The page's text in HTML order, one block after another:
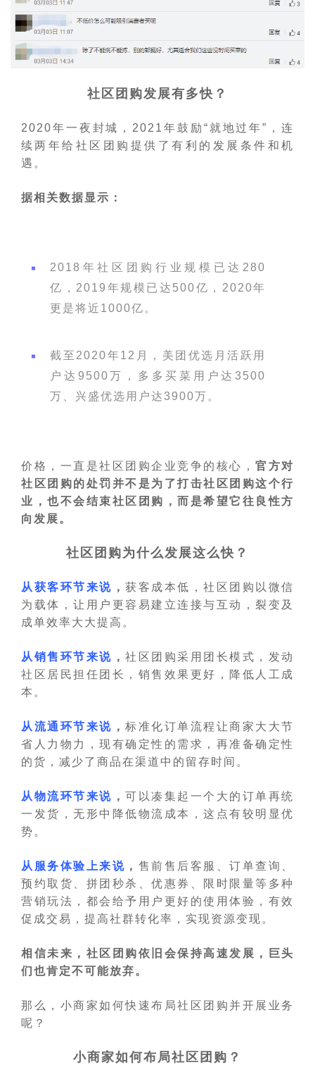
社区团购发展有多快？
2020年一夜封城，2021年鼓励“就地过年”，连
续两年给社区团购提供了有利的发展条件和机
遇。
据相关数据显示：
2018年社区团购行业规模已达280
亿，2019年规模已达500亿，2020年
更是将近1000亿。
截至2020年12月，美团优选月活跃用
户达9500万，多多买菜用户达3500
万、兴盛优选用户达3900万。
价格，一直是社区团购企业竞争的核心， 官方对
社区团购的处罚并不是为了打击社区团购这个行
业，也不会结束社区团购，而是希望它往良性方
向发展。
社区团购为什么发展这么快？
从获客环节来说 ， 获客成本低，社区团购以微信
为载体，让用户更容易建立连接与互动，裂变及
成单效率大大提高。
从销售环节来说 ， 社区团购采用团长模式，发动
社区居民担任团长，销售效果更好，降低人工成
本。
从流通环节来说 ， 标准化订单流程让商家大大节
省人力物力，现有确定性的需求，再准备确定性
的货，减少了商品在渠道中的留存时间。
从物流环节来说 ， 可以凑集起一个大的订单再统
一发货，无形中降低物流成本，这点有较明显优
势。
从服务体验上来说 ， 售前售后客服、订单查询、
预约取货、拼团秒杀、优惠券、限时限量等多种
营销玩法，都会给予用户更好的使用体验，有效
促成交易，提高社群转化率，实现资源变现。
相信未来，社区团购依旧会保持高速发展，巨头
们也肯定不可能放弃。
那么，小商家如何快速布局社区团购并开展业务
呢？
小商家如何布局社区团购？